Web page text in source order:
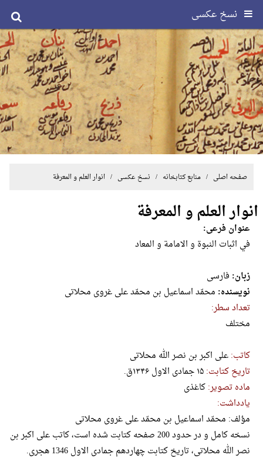
نسخ عکسی
صفحه اصلی / منابع کتابخانه / نسخ عکسی / انوار العلم و المعرفة
انوار العلم و المعرفة
عنوان فرعی:
في اثبات النبوة و الامامة و المعاد
زبان: فارسی
نویسنده: محمّد اسماعیل بن محمّد علی غروی محلاتی
تعداد سطر:
مختلف
کاتب:علی اکبر بن نصر الله محلاتی
تاریخ کتابت:۱۵ جمادی الاول ۱۳۴۶ق.
ماده تصویر:کاغذی
یادداشت:
مؤلف: محمّد اسماعیل بن محمّد علی غروی محلاتی
نسخه کامل و در حدود 200 صفحه کتابت شده است، کاتب علی اکبر بن
نصر الله محلاتی، تاریخ کتابت چهاردهم جمادی الاول 1346 هجری.